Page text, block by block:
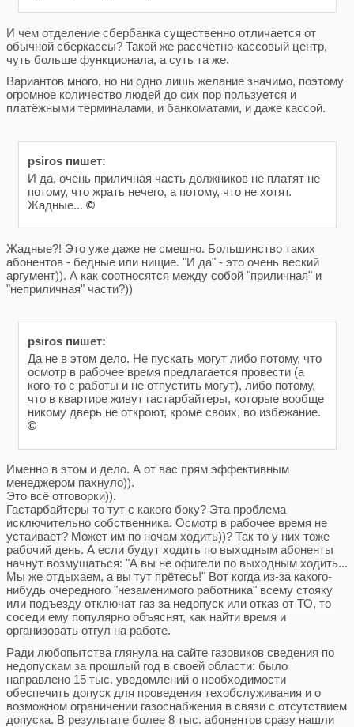
И чем отделение сбербанка существенно отличается от
обычной сберкассы? Такой же рассчётно-кассовый центр,
чуть больше функционала, а суть та же.
Вариантов много, но ни одно лишь желание значимо, поэтому
огромное количество людей до сих пор пользуется и
платёжными терминалами, и банкоматами, и даже кассой.
psiros пишет:
И да, очень приличная часть должников не платят не
потому, что жрать нечего, а потому, что не хотят.
Жадные... ©
Жадные?! Это уже даже не смешно. Большинство таких
абонентов - бедные или нищие. "И да" - это очень веский
аргумент)). А как соотносятся между собой "приличная" и
"неприличная" части?))
psiros пишет:
Да не в этом дело. Не пускать могут либо потому, что
осмотр в рабочее время предлагается провести (а
кого-то с работы и не отпустить могут), либо потому,
что в квартире живут гастарбайтеры, которые вообще
никому дверь не откроют, кроме своих, во избежание.
©
Именно в этом и дело. А от вас прям эффективным
менеджером пахнуло)).
Это всё отговорки)).
Гастарбайтеры то тут с какого боку? Эта проблема
исключительно собственника. Осмотр в рабочее время не
устаивает? Может им по ночам ходить))? Так то у них тоже
рабочий день. А если будут ходить по выходным абоненты
начнут возмущаться: "А вы не офигели по выходным ходить...
Мы же отдыхаем, а вы тут прётесь!" Вот когда из-за какого-
нибудь очередного "незаменимого работника" всему стояку
или подъезду отключат газ за недопуск или отказ от ТО, то
соседи ему популярно объяснят, как найти время и
организовать отгул на работе.
Ради любопытства глянула на сайте газовиков сведения по
недопускам за прошлый год в своей области: было
направлено 15 тыс. уведомлений о необходимости
обеспечить допуск для проведения техобслуживания и о
возможном ограничении газоснабжения в связи с отсутствием
допуска. В результате более 8 тыс. абонентов сразу нашли